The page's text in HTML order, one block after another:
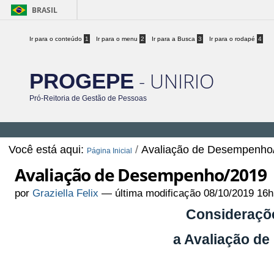
BRASIL
Ir para o conteúdo 1 Ir para o menu 2 Ir para a Busca 3 Ir para o rodapé 4
PROGEPE - UNIRIO
Pró-Reitoria de Gestão de Pessoas
Você está aqui: Página Inicial /Avaliação de
Avaliação de Desempenho/2019
porGraziella Felix — última modificação 08/10/2019
a Avaliação